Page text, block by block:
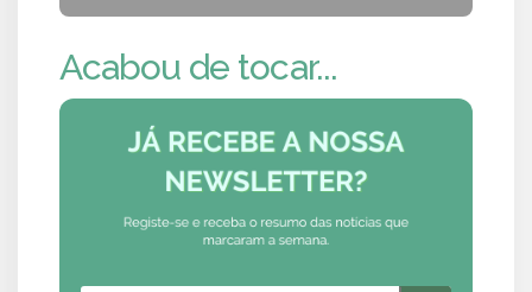
Acabou de tocar...